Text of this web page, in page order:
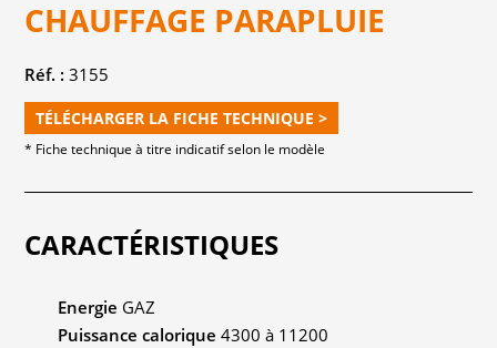
CHAUFFAGE PARAPLUIE
Réf. : 3155
TÉLÉCHARGER LA FICHE TECHNIQUE >
* Fiche technique à titre indicatif selon le modèle
CARACTÉRISTIQUES
Energie GAZ
Puissance calorique 4300 à 11200